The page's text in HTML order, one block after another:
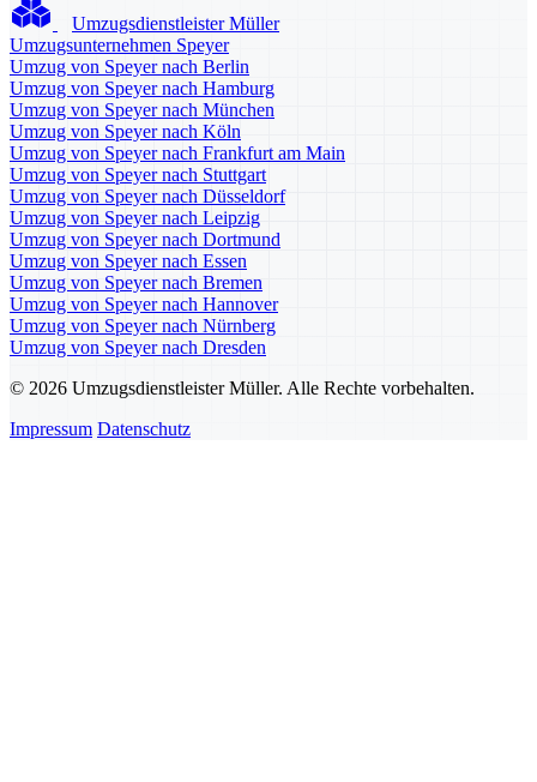
Umzugsdienstleister Müller
Umzugsunternehmen Speyer
Umzug von Speyer nach Berlin
Umzug von Speyer nach Hamburg
Umzug von Speyer nach München
Umzug von Speyer nach Köln
Umzug von Speyer nach Frankfurt am Main
Umzug von Speyer nach Stuttgart
Umzug von Speyer nach Düsseldorf
Umzug von Speyer nach Leipzig
Umzug von Speyer nach Dortmund
Umzug von Speyer nach Essen
Umzug von Speyer nach Bremen
Umzug von Speyer nach Hannover
Umzug von Speyer nach Nürnberg
Umzug von Speyer nach Dresden
© 2026 Umzugsdienstleister Müller. Alle Rechte vorbehalten.
Impressum Datenschutz